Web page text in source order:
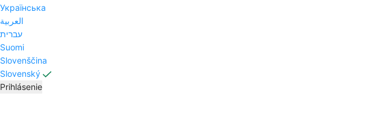
Українська
العربية
עברית
Suomi
Slovenščina
Slovenský
Prihlásenie